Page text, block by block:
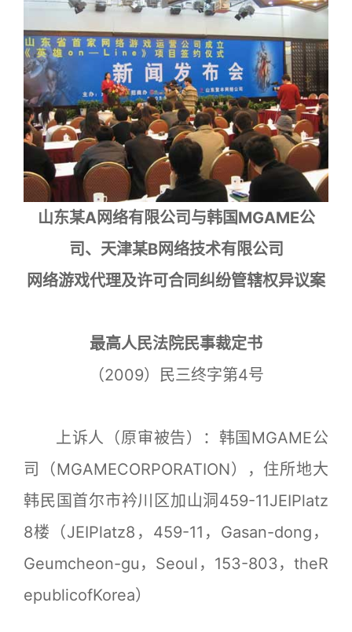
山东某A网络有限公司与韩国MGAME公
司、天津某B网络技术有限公司
网络游戏代理及许可合同纠纷管辖权异议案
最高人民法院民事裁定书
（2009）民三终字第4号
上诉人（原审被告）：韩国MGAME公
司（MGAMECORPORATION），住所地大
韩民国首尔市衿川区加山洞459-11JEIPlatz
8楼（JEIPlatz8，459-11，Gasan-dong，
Geumcheon-gu，Seoul，153-803，theR
epublicofKorea）